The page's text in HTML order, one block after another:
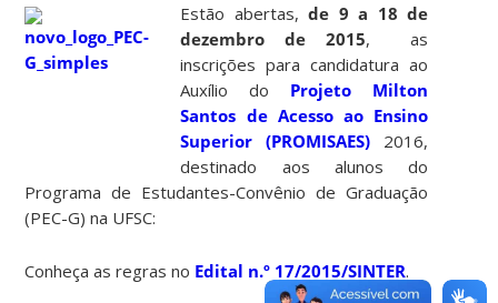
Estão abertas,de 9 a 18 de
dezembro de 2015, as
inscrições para candidatura ao
Auxílio do Projeto Milton
Santos de Acesso ao Ensino
Superior (PROMISAES) 2016,
destinado aos alunos do
Programa de Estudantes-Convênio de Graduação
(PEC-G) na UFSC:
Conheça as regras no Edital n.º 17/2015/SINTER.